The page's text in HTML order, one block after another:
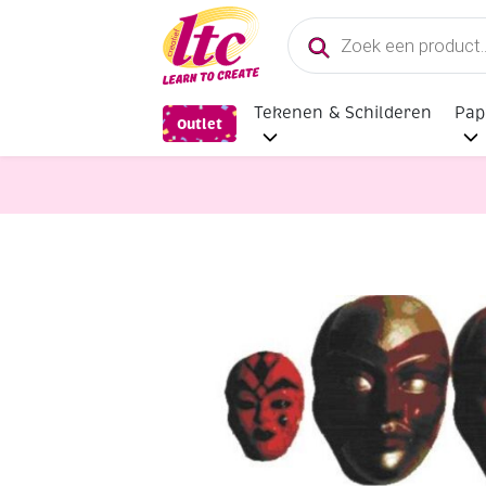
Producten
zoeken
Outlet
Tekenen & Schilderen
Kunststof gietmal